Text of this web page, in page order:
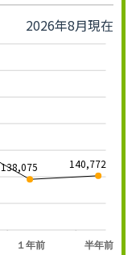
2026年8月現在
１年前 半年前
138,075 140,772